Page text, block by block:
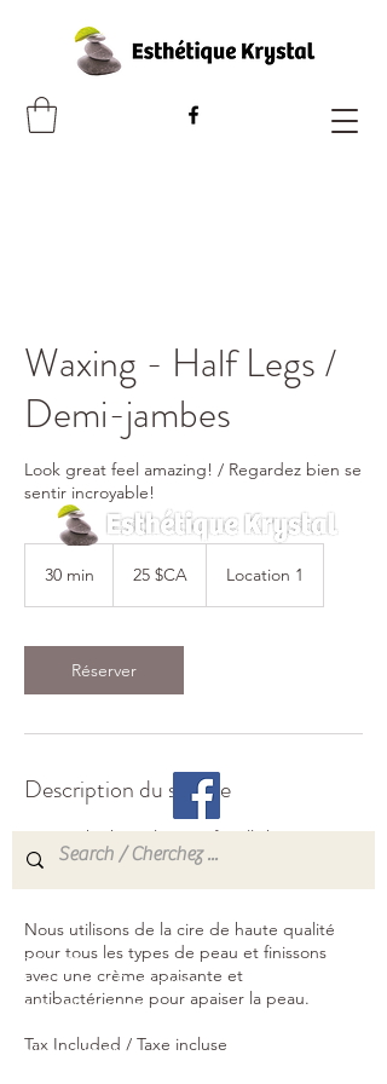
Waxing - Half Legs /
Demi-jambes
Look great feel amazing! / Regardez bien se
sentir incroyable!
30 min
i
n
canadiens
25 $CA Location 1
Réserver
Description du service
We use high quality wax for all skin types
and finish with a calming and antibacterial
Nous utilisons de la cire de haute qualité
pour tous les types de peau et finissons
avec une crème apaisante et
antibactérienne pour apaiser la peau.
Tax Included / Taxe incluse
800, rue Pilon
K6A 3P8
info@esthetiquekrystal.com
Services
Manicures / Pedicures
Soins du visage
Soins corporels